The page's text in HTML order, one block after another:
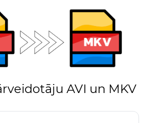
AVI un MKV